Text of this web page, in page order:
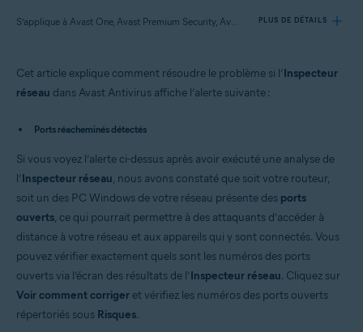
S’applique à Avast One, Avast Premium Security, Avast Antivirus Gratuit PLUS DE DÉTAILS
Avast Antivirus Gratuit
Systèmes d'exploitation:
Cet article explique comment résoudre le problème si l’Inspecteur
réseau dans Avast Antivirus affiche l’alerte suivante :
Ports réacheminés détectés
Si vous voyez l’alerte ci-dessus après avoir exécuté une analyse de
l’Inspecteur réseau, nous avons constaté que soit votre routeur,
soit un des PC Windows de votre réseau présente des ports
ouverts, ce qui pourrait permettre à des attaquants d’accéder à
distance à votre réseau et aux appareils qui y sont connectés. Vous
pouvez vérifier exactement quels sont les numéros des ports
ouverts via l’écran des résultats de l’Inspecteur réseau. Cliquez sur
Voir comment corriger et vérifiez les numéros des ports ouverts
répertoriés sous Risques.